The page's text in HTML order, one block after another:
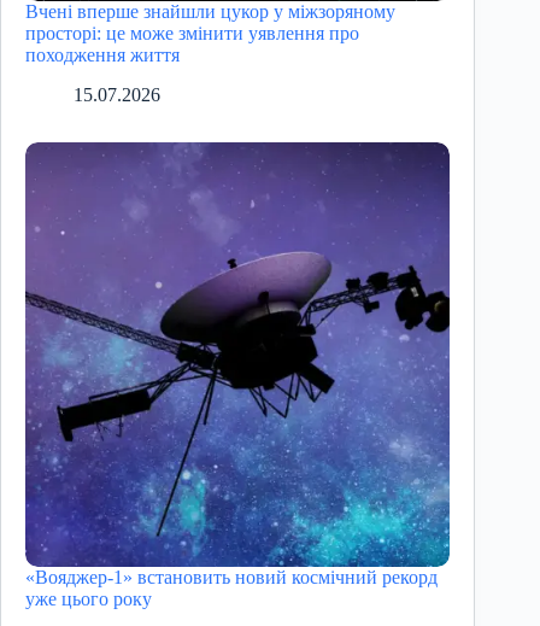
Вчені вперше знайшли цукор у міжзоряному
просторі: це може змінити уявлення про
походження життя
15.07.2026
«Вояджер-1» встановить новий космічний рекорд
уже цього року